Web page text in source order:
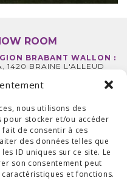
nous utilisons des
pour stocker et/ou accéder
de consentir à ces
des données telles que
ID uniques sur ce site. Le
son consentement peut
et fonctions.
ROOM
BRABANT WALLON :
1420 BRAINE L'ALLEUD
| FAX +32 (0) 2 663 70 09
DE CONFIDENTIALITÉ
|